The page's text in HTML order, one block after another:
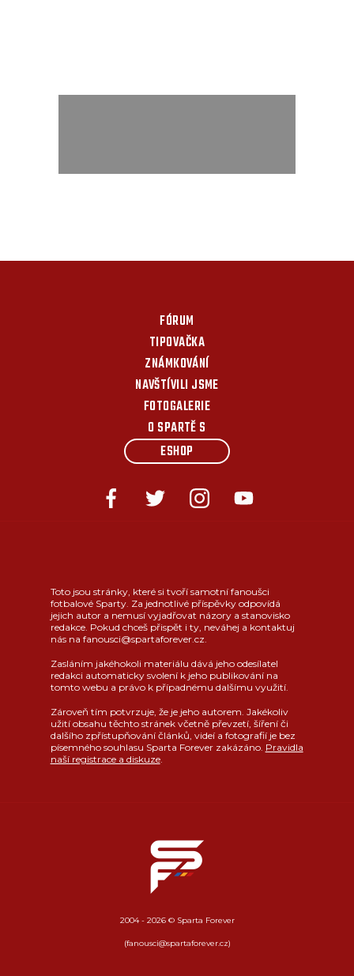
FÓRUM
TIPOVAČKA
ZNÁMKOVÁNÍ
NAVŠTÍVILI JSME
FOTOGALERIE
O SPARTĚ S
ESHOP
Toto jsou stránky, které si tvoří samotní fanoušci
fotbalové Sparty. Za jednotlivé příspěvky odpovídá
jejich autor a nemusí vyjadřovat názory a stanovisko
redakce. Pokud chceš přispět i ty, neváhej a kontaktuj
nás na fanousci@spartaforever.cz.
Zasláním jakéhokoli materiálu dává jeho odesílatel
redakci automaticky svolení k jeho publikování na
tomto webu a právo k případnému dalšímu využití.
Zároveň tím potvrzuje, že je jeho autorem. Jakékoliv
užití obsahu těchto stránek včetně převzetí, šíření či
dalšího zpřístupňování článků, videí a fotografií je bez
písemného souhlasu Sparta Forever zakázáno. Pravidla
naší registrace a diskuze.
2004 - 2026 © Sparta Forever
(fanousci@spartaforever.cz)